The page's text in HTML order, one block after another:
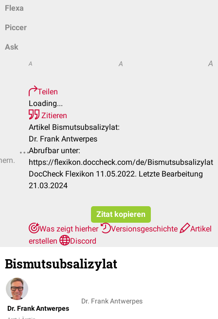
Flexa
Piccer
Ask
A A A
Teilen
Loading...
Zitieren
Artikel Bismutsubsalizylat:
Dr. Frank Antwerpes
Abrufbar unter:
https://flexikon.doccheck.com/de/Bismutsubsalizylat
DocCheck Flexikon 11.05.2022. Letzte Bearbeitung
21.03.2024
Zitat kopieren
Was zeigt hierher
Versionsgeschichte
Artikel
erstellen
Discord
Bismutsubsalizylat
Dr. Frank Antwerpes
Dr. Frank Antwerpes